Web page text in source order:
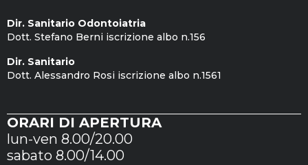
Dir. Sanitario Odontoiatria
Dott. Stefano Berni iscrizione albo n.156
Dir. Sanitario
Dott. Alessandro Rosi iscrizione albo n.1561
ORARI DI APERTURA
lun-ven 8.00/20.00
sabato 8.00/14.00